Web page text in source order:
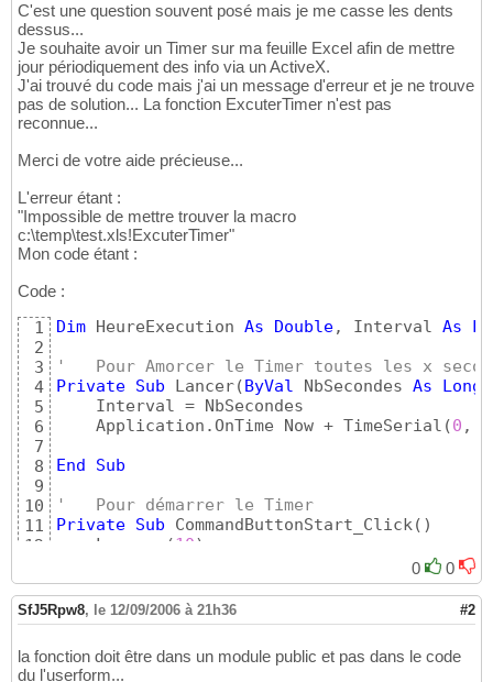
C'est une question souvent posé mais je me casse les dents
dessus...
Je souhaite avoir un Timer sur ma feuille Excel afin de mettre
jour périodiquement des info via un ActiveX.
J'ai trouvé du code mais j'ai un message d'erreur et je ne trouve
pas de solution... La fonction ExcuterTimer n'est pas
reconnue...
Merci de votre aide précieuse...
L'erreur étant :
"Impossible de mettre trouver la macro
c:\temp\test.xls!ExcuterTimer"
Mon code étant :
Code :
1
2
3
4
5
6
7
8
9
10
11
12
14
15
16
18
Dim HeureExecution As Double, Interval As
'   Pour Amorcer le Timer toutes les x
Private Sub Lancer( ByVal NbSecondes As Long
    Interval = NbSecondes
    Application.OnTime Now + TimeSerial
(0 ,
End
Sub
'   Pour démarrer le Timer
Private Sub CommandButtonStart_Click( )
    Lancer
(10)
'   Pour Stopper le Timer
Private Sub CommandButtonStop_Click()
    Application.OnTime HeureExecution,
0 0
SfJ5Rpw8, le 12/09/2006 à 21h36 #2
la fonction doit être dans un module public et pas dans le code
du l'userform...